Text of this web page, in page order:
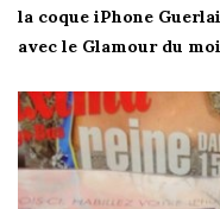
la coque iPhone
avec le Glamour du